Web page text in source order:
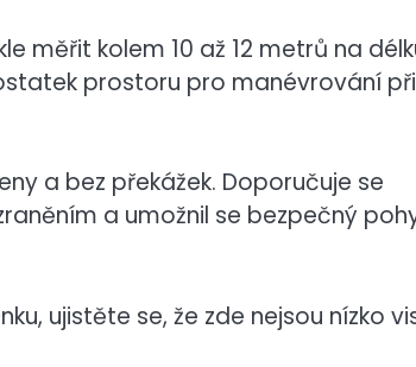
měřit kolem 10 až 12 metrů na
prostoru pro manévrování při
a bez překážek. Doporučuje se
a umožnil se bezpečný
ujistěte se, že zde nejsou nízko